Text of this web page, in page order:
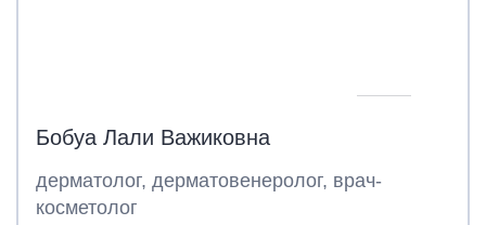
Бобуа Лали Важиковна
дерматолог, дерматовенеролог, врач-
косметолог